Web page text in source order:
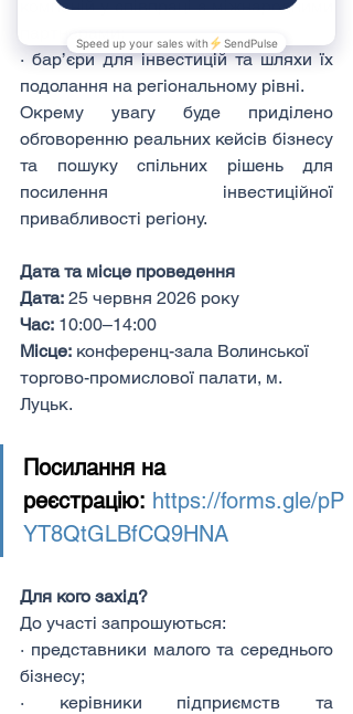
компаній у співпраці з міжнародними
· бар’єри для інвестицій та шляхи їх
подолання на регіональному рівні.
Окрему увагу буде приділено
обговоренню реальних кейсів бізнесу
та пошуку спільних рішень для
посилення інвестиційної
привабливості регіону.
Дата та місце проведення
Дата: 25 червня 2026 року
Час: 10:00–14:00
Місце: конференц-зала Волинської
торгово-промислової палати, м.
Луцьк.
Посилання на
реєстрацію: https://forms.gle/pP
YT8QtGLBfCQ9HNA
Для кого захід?
До участі запрошуються:
· представники малого та середнього
бізнесу;
· керівники підприємств та